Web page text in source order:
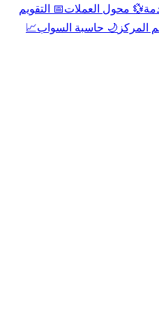
💱 محول العملات📅 التقويم
المركز 🌙 حاسبة السواب📈